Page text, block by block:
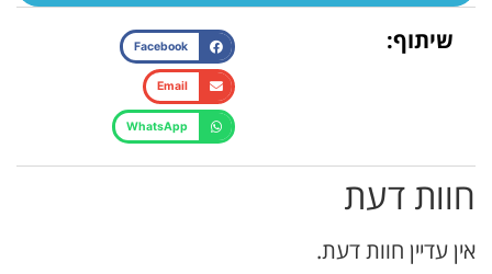
שיתוף:
Facebook
Email
WhatsApp
חוות דעת
אין עדיין חוות דעת.